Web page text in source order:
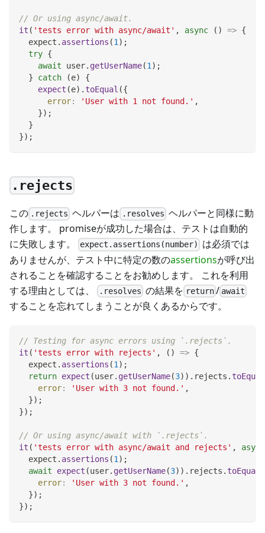
// Or using async/await.
it ( 'tests error with async/await' , async ( ) => {
  expect
. assertions (1 ) ;
try {
await user. getUserName(1 ) ;
}
catch (e)
{
expect (e) . toEqual ({
error: 'User with 1 not found.' ,
}) ;
}
}) ;
.rejects
この .rejects ヘルパーは .resolves ヘルパーと同様に動
作します。 promiseが成功した場合は、テストは自動的
に失敗します。
expect.assertions(number)
は必須では
ありませんが、テスト中に特定の数のassertionsが呼び出
されることを確認することをお勧めします。 これを利用
する理由としては、
.resolves の結果を return/ await
することを忘れてしまうことが良くあるからです。
// Testing for async errors using `.rejects`.
it ( 'tests error with rejects' , ( ) => {
  expect
. assertions (1 ) ;
return expect (user. getUserName(3) ) . rejects . toEqual
error: 'User with 3 not found.' ,
}) ;
}) ;
// Or using async/await with `.rejects`.
it ( 'tests error with async/await and rejects' ,
async
  expect
. assertions (1 ) ;
await
expect (user. getUserName(3) ) . rejects . toEqual
error: 'User with 3 not found.' ,
}) ;
}) ;